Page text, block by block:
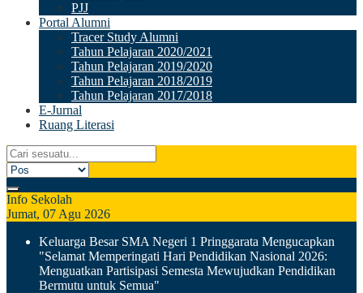
PJJ
Portal Alumni
Tracer Study Alumni
Tahun Pelajaran 2020/2021
Tahun Pelajaran 2019/2020
Tahun Pelajaran 2018/2019
Tahun Pelajaran 2017/2018
E-Jurnal
Ruang Literasi
Info Sekolah
Jumat, 07 Agu 2026
Keluarga Besar SMA Negeri 1 Pringgarata Mengucapkan
"Selamat Memperingati Hari Pendidikan Nasional 2026:
Menguatkan Partisipasi Semesta Mewujudkan Pendidikan
Bermutu untuk Semua"